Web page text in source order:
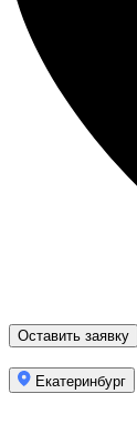
Оставить заявку
Екатеринбург